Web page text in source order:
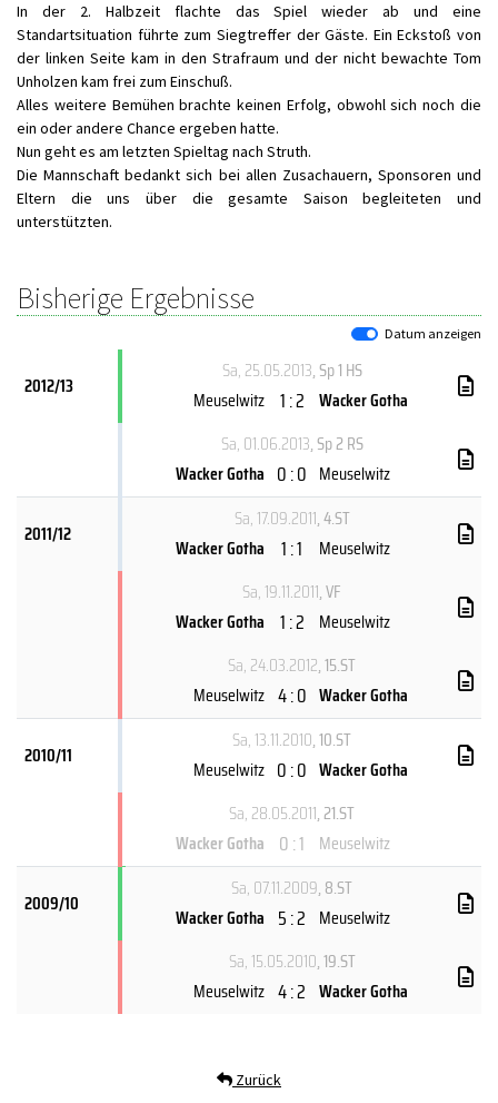
In der 2. Halbzeit flachte das Spiel wieder ab und eine
Standartsituation führte zum Siegtreffer der Gäste. Ein Eckstoß von
der linken Seite kam in den Strafraum und der nicht bewachte Tom
Unholzen kam frei zum Einschuß.
Alles weitere Bemühen brachte keinen Erfolg, obwohl sich noch die
ein oder andere Chance ergeben hatte.
Nun geht es am letzten Spieltag nach Struth.
Die Mannschaft bedankt sich bei allen Zusachauern, Sponsoren und
Eltern die uns über die gesamte Saison begleiteten und
unterstützten.
Bisherige Ergebnisse
Datum anzeigen
2012/13
Sa, 25.05.2013, Sp 1 HS
Meuselwitz 1 : 2 Wacker Gotha
Sa, 01.06.2013, Sp 2 RS
Wacker Gotha 0 : 0 Meuselwitz
2011/12
Sa, 17.09.2011, 4.ST
Wacker Gotha
1 : 1
Meuselwitz
Sa, 19.11.2011, VF
Wacker Gotha 1 : 2 Meuselwitz
Sa, 24.03.2012, 15.ST
Meuselwitz 4 : 0 Wacker Gotha
2010/11
Sa, 13.11.2010, 10.ST
Meuselwitz 0 : 0 Wacker Gotha
Sa, 28.05.2011, 21.ST
Wacker Gotha 0 : 1 Meuselwitz
2009/10
Sa, 07.11.2009, 8.ST
Wacker Gotha 5 : 2 Meuselwitz
Sa, 15.05.2010, 19.ST
Meuselwitz 4 : 2 Wacker Gotha
Zurück